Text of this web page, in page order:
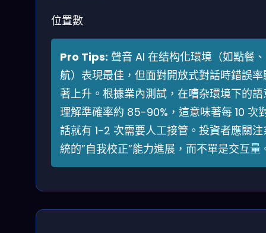
位置數
Pro Tips: 聲音 AI 在结构化環境（如點餐
航）表現最佳，但面對開放式對話時錯誤率
著上升。根據業內測試，在嘈杂環境下的語
理解準確率約 85-90%，這意味著每 10 次
話就有 1-2 次需要人工接管。投資者應關注
統的”自我校正”能力進展，而不單是交互量